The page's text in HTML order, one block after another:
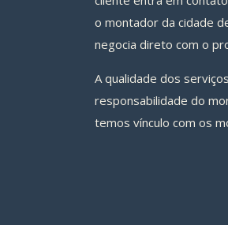
o montador da cidade
negocia direto com o
A qualidade dos
responsabilidade do
temos vínculo com os